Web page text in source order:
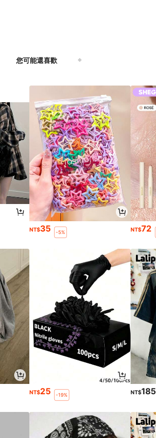
您可能還喜歡
NT$35 -5% NT$72
NT$25 -19% NT$185